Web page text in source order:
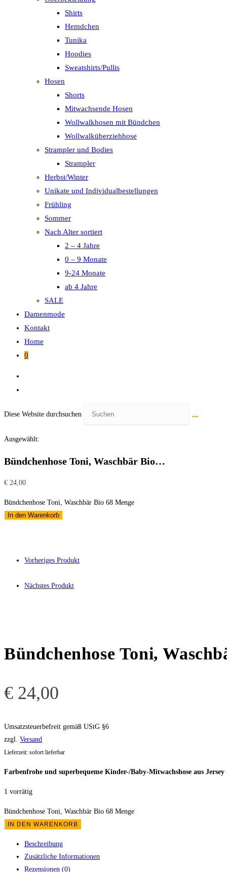
Shirts
Hemdchen
Tunika
Hoodies
Sweatshirts/Pullis
Hosen
Shorts
Mitwachsende Hosen
Wollwalkhosen mit Bündchen
Wollwalküberziehhose
Strampler und Bodies
Strampler
Herbst/Winter
Unikate und Individualbestellungen
Frühling
Sommer
Nach Alter sortiert
2 – 4 Jahre
0 – 9 Monate
9-24 Monate
ab 4 Jahre
SALE
Damenmode
Kontakt
Home
0
Diese Website durchsuchen
Ausgewählt:
Bündchenhose Toni, Waschbär Bio…
€ 24,00
Bündchenhose Toni, Waschbär Bio 68 Menge
In den Warenkorb
Vorheriges Produkt
Nächstes Produkt
Bündchenhose Toni,
€ 24,00
Umsatzsteuerbefreit gemäß UStG §6
zzgl. Versand
Lieferzeit: sofort lieferbar
Farbenfrohe und superbequeme Kinder-/Baby-Mitwachshose aus
1 vorrätig
Bündchenhose Toni, Waschbär Bio 68 Menge
IN DEN WARENKORB
Beschreibung
Zusätzliche Informationen
Rezensionen (0)